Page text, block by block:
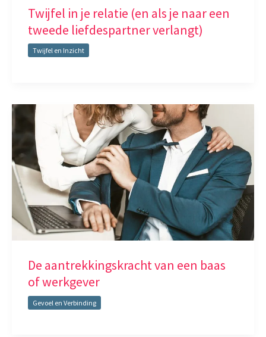
Twijfel in je relatie (en als je naar een
tweede liefdespartner verlangt)
Twijfel en Inzicht
De aantrekkingskracht van een baas
of werkgever
Gevoel en Verbinding